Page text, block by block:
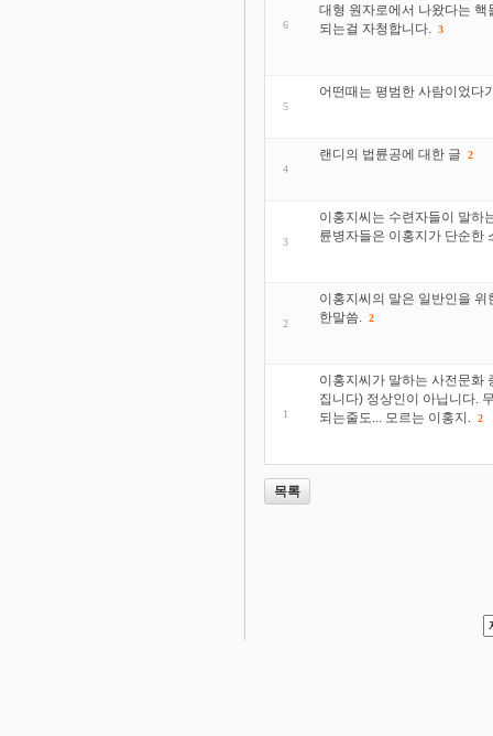
6
대형 원자로에서 나왔다는
되는걸 자청합니다.
3
5
어떤때는 평범한 사람이었다
4
랜디의 법륜공에 대한 글 2
3
이홍지씨는 수련자들이 말하
륜병자들은 이홍지가 단순한
2
이홍지씨의 말은 일반인을
한말씀.
2
1
이홍지씨가 말하는 사전문화
집니다) 정상인이 아닙니다.
되는줄도... 모르는 이홍지.
2
목록